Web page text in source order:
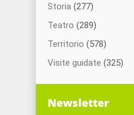
Storia (277)
Teatro (289)
Territorio (578)
Visite guidate (325)
Newsletter